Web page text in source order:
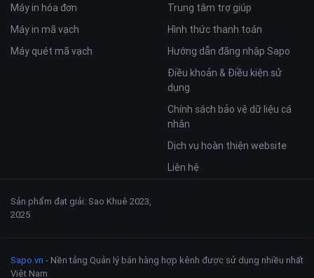
Máy in hóa đơn
Máy in mã vạch
Máy quét mã vạch
Trung tâm trợ giúp
Hình thức thanh toán
Hướng dẫn đăng nhập Sapo
Điều khoản & Điều kiện sử
dụng
Chính sách bảo vệ dữ liệu cá
nhân
Dịch vụ hoàn thiện website
Liên hệ
Sapo.vn - Nền tảng Quản lý bán hàng hợp kênh được sử dụng nhiều nhất
Việt Nam
Sản phẩm đạt giải: Sao Khuê 2023,
2025